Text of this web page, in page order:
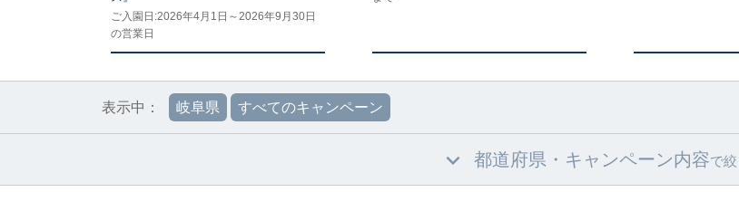
ご入園日:2026年4月1日～2026年9月30日
の営業日
表示中： 岐阜県 すべてのキャンペーン
都道府県・キャンペーン内容で